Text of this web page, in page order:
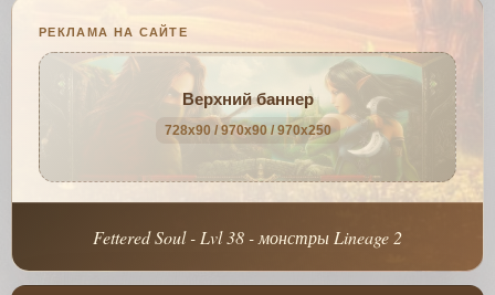
РЕКЛАМА НА САЙТЕ
Верхний баннер
728x90 / 970x90 / 970x250
Fettered Soul - Lvl 38 - монстры Lineage 2